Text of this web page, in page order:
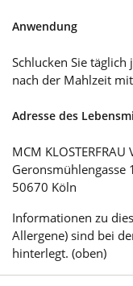
Anwendung
Schlucken Sie
nach der Mahlzeit
Adresse des
MCM
Geronsmühlengasse
50670 Köln
Informationen zu
Allergene) sind bei
hinterlegt. (oben)